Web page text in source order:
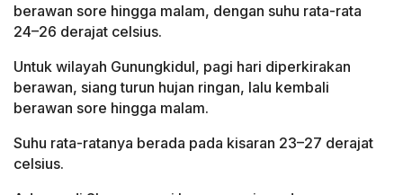
berawan sore hingga malam, dengan suhu rata-rata
24–26 derajat celsius.
Untuk wilayah Gunungkidul, pagi hari diperkirakan
berawan, siang turun hujan ringan, lalu kembali
berawan sore hingga malam.
Suhu rata-ratanya berada pada kisaran 23–27 derajat
celsius.